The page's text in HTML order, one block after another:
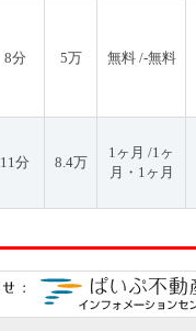
8分 5万 無料 /-無料
11分 8.4万
1ヶ月 /1ヶ
月・1ヶ月